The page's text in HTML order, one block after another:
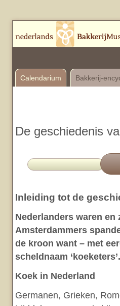
Calendarium Bakkerij-
De geschiedenis
Inleiding tot de
Nederlanders waren en
Amsterdammers
de kroon want – met
scheldnaam ‘koeketers’.
Koek in Nederland
Germanen, Grieken,